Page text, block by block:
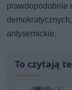
prawdopodobnie
antysemickie.
To czytają